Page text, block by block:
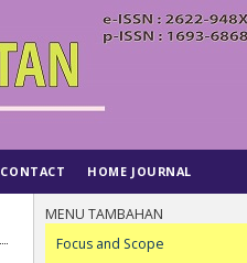
MENU TAMBAHAN
Focus and Scope
CONTACT HOME JOURNAL